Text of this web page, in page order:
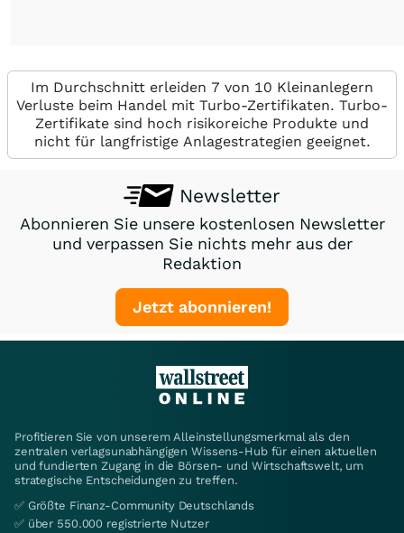
Im Durchschnitt erleiden 7 von 10 Kleinanlegern
Verluste beim Handel mit Turbo-Zertifikaten. Turbo-
Zertifikate sind hoch risikoreiche Produkte und
nicht für langfristige Anlagestrategien geeignet.
Newsletter
Abonnieren Sie unsere kostenlosen Newsletter
und verpassen Sie nichts mehr aus der
Redaktion
Jetzt abonnieren!
Profitieren Sie von unserem Alleinstellungsmerkmal als den
zentralen verlagsunabhängigen Wissens-Hub für einen aktuellen
und fundierten Zugang in die Börsen- und Wirtschaftswelt, um
strategische Entscheidungen zu treffen.
✅ Größte Finanz-Community Deutschlands
✅ über 550.000 registrierte Nutzer